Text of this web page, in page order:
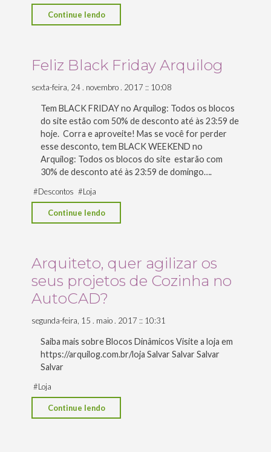
Continue lendo
do
Feliz Black Friday Arquilog
sexta-feira, 24 . novembro . 2017 :: 10:08
Tem BLACK FRIDAY no Arquilog: Todos os blocos
do site estão com 50% de desconto até às 23:59 de
hoje. Corra e aproveite! Mas se você for perder
esse desconto, tem BLACK WEEKEND no
Arquilog: Todos os blocos do site estarão com
30% de desconto até às 23:59 de domingo….
#Descontos #Loja
Continue lendo
Black
Arquiteto, quer agilizar os
seus projetos de Cozinha no
AutoCAD?
segunda-feira, 15 . maio . 2017 :: 10:31
Saiba mais sobre Blocos Dinâmicos Visite a loja em
https://arquilog.com.br/loja Salvar Salvar Salvar
Salvar
#Loja
Continue lendo
quer